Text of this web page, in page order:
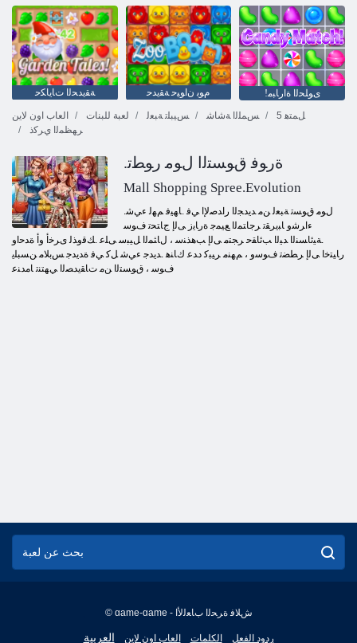
ﺔﻘﻳﺪﺤﻟﺍ ﺕﺎﻳﺎﻜﺣ ﻡﻮﺑ ﻥﺍﻮﻴﺣ ﺔﻘﻳﺪﺣ
!ﻯﻮﻠﺤﻟﺍ ﺓﺍﺭﺎﺒﻣ
العاب اون لاين
لعبة للبنات ﺲﻴﺒﻠﺗ ﺔﺒﻌﻟ ﺲﻤﻠﻟﺍ ﺔﺷﺎﺷ
5 ﻞﻤﺘﻫ
ﺮﻬﻈﻤﻟﺍ ﻱﺮﻛﺫ
.ﺓﺭﻮﻓ ﻕﻮﺴﺘﻟﺍ ﻝﻮﻣ ﺭﻮﻄﺗ
Mall Shopping Spree.Evolution
.ﻝﻮﻣ ﻕﻮﺴﺗ ﺔﺒﻌﻟ ﻦﻣ ﺪﻳﺪﺠﻟﺍ ﺭﺍﺪﺻﻹ ﺍ ﻲﻓ .ﺎﻬﻴﻓ ﻢﻬﻟ ءﻲﺷ
ءﺍﺮﺷﻭ ﺎﺒﻳﺮﻘﺗ ﺮﺟﺎﺘﻤﻟﺍ ﻊﻴﻤﺟ ﺓﺭﺎﻳﺯ ﻰﻟﺇ ﺝﺎﺘﺤﺗ ﻑﻮﺳ
.ﺔﻴﺋﺎﺴﻨﻟﺍ ﺪﻴﻟﺍ ﺐﺋﺎﻘﺣ ﺮﺠﺘﻣ ﻰﻟﺇ ﺐﻫﺬﻨﺳ ، ﻝﺎﺜﻤﻟﺍ ﻞﻴﺒﺳ ﻰﻠﻋ .ﻚﻗﻭﺬﻟ ﻯﺮﺧﺃ ﻭﺃ ﺓﺪﺣﺍﻭ
ﺭﺎﻴﺘﺧﺍ ﻰﻟﺇ ﺮﻄﻀﺗ ﻑﻮﺳﻭ ، ﻢﻬﻨﻣ ﺮﻴﺒﻛ ﺩﺪﻋ ﻙﺎﻨﻫ .ﺪﻳﺪﺟ ءﻲﺷ ﻞﻛ ﻲﻓ ﺓﺪﻳﺪﺟ ﺲﺑﻼ ﻣ ﻦﺴﺒﻠﻳ
ﻑﻮﺳ ، ﻕﻮﺴﺘﻟﺍ ﻦﻣ ﺕﺎﻘﻳﺪﺼﻟﺍ ﻲﻬﺘﻨﺗ ﺎﻣﺪﻨﻋ
© game-game - ﺵﻼ ﻓ ﺓﺮﺤﻟﺍ ﺏﺎﻌﻟﻷ ﺍ
العربية
English
العاب اون لاين الكلمات ردود الفعل